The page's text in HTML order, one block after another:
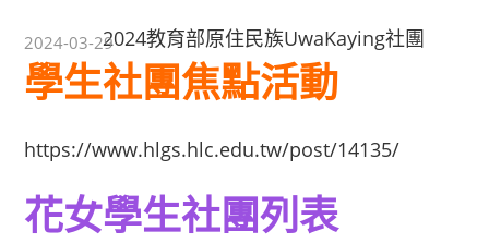
2024教育部原住民族UwaKaying社團
2024-03-29
學生社團焦點活動
https://www.hlgs.hlc.edu.tw/post/14135/
花女學生社團列表